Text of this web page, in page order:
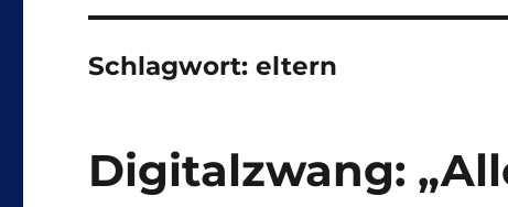
Schlagwort:eltern
Digitalzwang: